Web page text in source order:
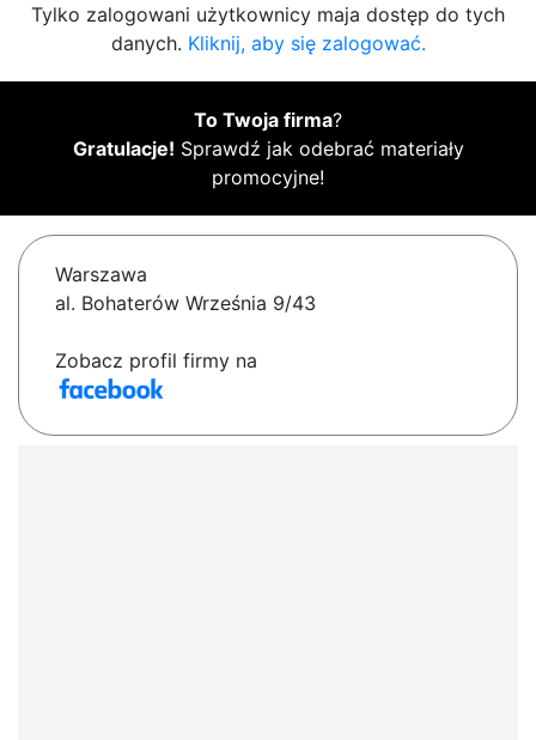
Tylko zalogowani użytkownicy maja dostęp do tych
danych. Kliknij, aby się zalogować.
To Twoja firma?
Gratulacje! Sprawdź jak odebrać materiały
promocyjne!
Warszawa
al. Bohaterów Września 9/43
Zobacz profil firmy na